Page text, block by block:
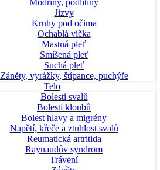
Modřiny, podlitiny
Jizvy
Kruhy pod očima
Ochablá víčka
Mastná pleť
Smíšená pleť
Suchá pleť
Záněty, vyrážky, štípance, puchýře
Telo
Bolesti svalů
Bolesti kloubů
Bolest hlavy a migrény
Napětí, křeče a ztuhlost svalů
Reumatická artritida
Raynaudův syndrom
Trávení